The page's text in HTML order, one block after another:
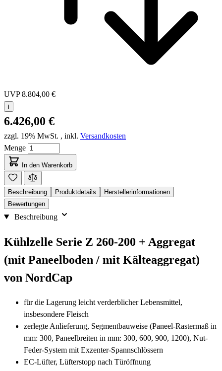
UVP8.804,00 €
i
6.426,00 €
zzgl. 19% MwSt. , inkl. Versandkosten
Menge
In den Warenkorb
Beschreibung Produktdetails
Herstellerinformationen
Bewertungen
Beschreibung
Kühlzelle Serie Z 260-200 + Aggregat
(mit Paneelboden / mit Kälteaggregat)
von NordCap
für die Lagerung leicht verderblicher Lebensmittel,
insbesondere Fleisch
zerlegte Anlieferung, Segmentbauweise (Paneel-Rastermaß in
mm: 300, Paneelbreiten in mm: 300, 600, 900, 1200), Nut-
Feder-System mit Exzenter-Spannschlössern
EC-Lüfter, Lüfterstopp nach Türöffnung